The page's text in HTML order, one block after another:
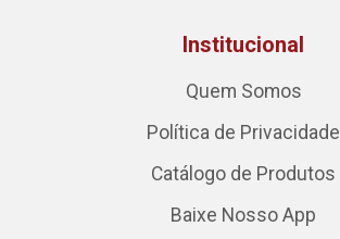
Institucional
Quem Somos
Política de Privacidade
Catálogo de Produtos
Baixe Nosso App